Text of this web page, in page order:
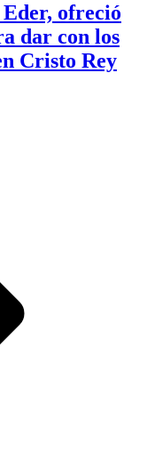
ofreció
dar con los
Cristo Rey